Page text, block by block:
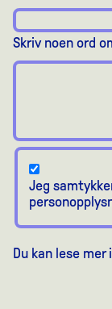
Skriv noen ord
Jeg
Du kan lese mer